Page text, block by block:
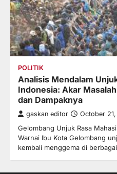
POLITIK
Analisis Mendalam
Indonesia: Akar
dan Dampaknya
gaskan editor October
Gelombang Unjuk Rasa
Warnai Ibu Kota Gelombang
kembali menggema di